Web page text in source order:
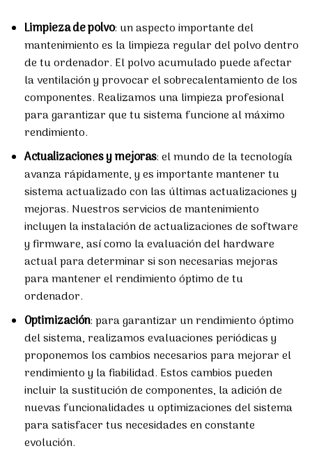
Limpieza de polvo: un aspecto importante del
mantenimiento es la limpieza regular del polvo dentro
de tu ordenador. El polvo acumulado puede afectar
la ventilación y provocar el sobrecalentamiento de los
componentes. Realizamos una limpieza profesional
para garantizar que tu sistema funcione al máximo
rendimiento.
Actualizaciones y mejoras: el mundo de la tecnología
avanza rápidamente, y es importante mantener tu
sistema actualizado con las últimas actualizaciones y
mejoras. Nuestros servicios de mantenimiento
incluyen la instalación de actualizaciones de software
y firmware, así como la evaluación del hardware
actual para determinar si son necesarias mejoras
para mantener el rendimiento óptimo de tu
ordenador.
Optimización: para garantizar un rendimiento óptimo
del sistema, realizamos evaluaciones periódicas y
proponemos los cambios necesarios para mejorar el
rendimiento y la fiabilidad. Estos cambios pueden
incluir la sustitución de componentes, la adición de
nuevas funcionalidades u optimizaciones del sistema
para satisfacer tus necesidades en constante
evolución.